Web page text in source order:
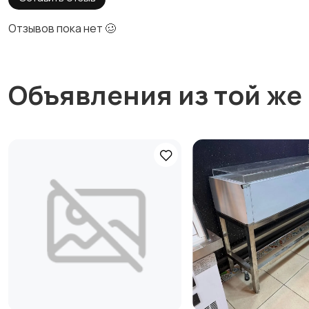
Отзывов пока нет 🥴
Объявления из той же